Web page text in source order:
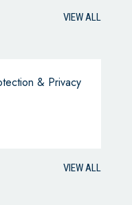
VIEW ALL
& Privacy
VIEW ALL